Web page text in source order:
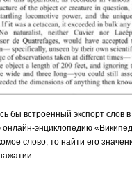
бы встроенный экспорт слов
энциклопедию
слово, то найти его